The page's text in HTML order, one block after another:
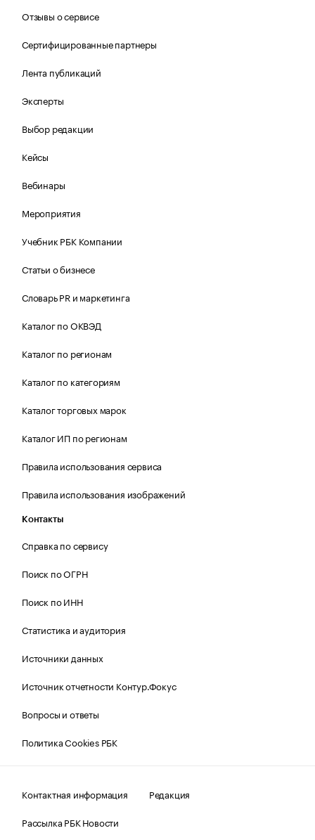
Отзывы о сервисе
Сертифицированные партнеры
Лента публикаций
Эксперты
Выбор редакции
Кейсы
Вебинары
Мероприятия
Учебник РБК Компании
Статьи о бизнесе
Словарь PR и маркетинга
Каталог по ОКВЭД
Каталог по регионам
Каталог по категориям
Каталог торговых марок
Каталог ИП по регионам
Правила использования сервиса
Правила использования изображений
Контакты
Справка по сервису
Поиск по ОГРН
Поиск по ИНН
Статистика и аудитория
Источники данных
Источник отчетности Контур.Фокус
Вопросы и ответы
Политика Cookies РБК
Контактная информация
Редакция
Рассылка РБК Новости